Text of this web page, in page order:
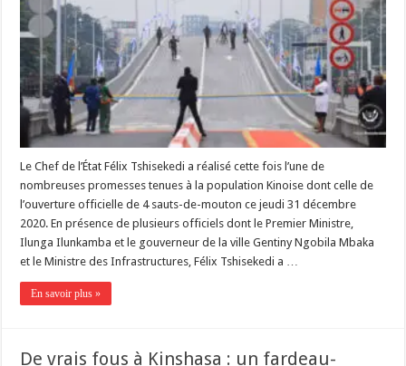
Le Chef de l’État Félix Tshisekedi a réalisé cette fois l’une de
nombreuses promesses tenues à la population Kinoise dont celle de
l’ouverture officielle de 4 sauts-de-mouton ce jeudi 31 décembre
2020. En présence de plusieurs officiels dont le Premier Ministre,
Ilunga Ilunkamba et le gouverneur de la ville Gentiny Ngobila Mbaka
et le Ministre des Infrastructures, Félix Tshisekedi a …
En savoir plus »
De vrais fous à Kinshasa : un fardeau-